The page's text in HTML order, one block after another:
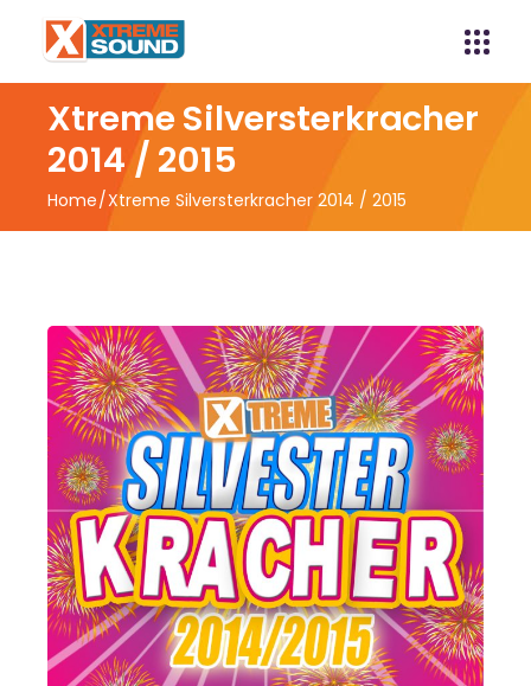
Xtreme Silversterkracher
2014 / 2015
Home Xtreme Silversterkracher 2014 / 2015